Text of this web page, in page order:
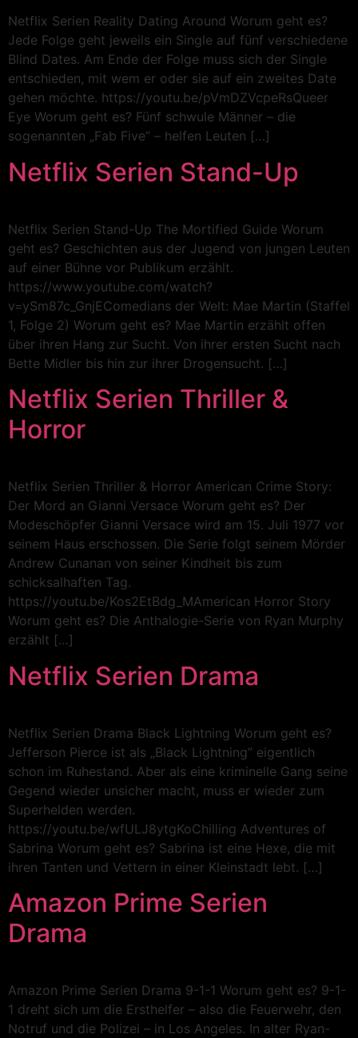
Netflix Serien Reality Dating Around Worum geht es?
Jede Folge geht jeweils ein Single auf fünf verschiedene
Blind Dates. Am Ende der Folge muss sich der Single
entschieden, mit wem er oder sie auf ein zweites Date
gehen möchte. https://youtu.be/pVmDZVcpeRsQueer
Eye Worum geht es? Fünf schwule Männer – die
sogenannten „Fab Five” – helfen Leuten […]
Netflix Serien Stand-Up
Netflix Serien Stand-Up The Mortified Guide Worum
geht es? Geschichten aus der Jugend von jungen Leuten
auf einer Bühne vor Publikum erzählt.
https://www.youtube.com/watch?
v=ySm87c_GnjEComedians der Welt: Mae Martin (Staffel
1, Folge 2) Worum geht es? Mae Martin erzählt offen
über ihren Hang zur Sucht. Von ihrer ersten Sucht nach
Bette Midler bis hin zur ihrer Drogensucht. […]
Netflix Serien Thriller &
Horror
Netflix Serien Thriller & Horror American Crime Story:
Der Mord an Gianni Versace Worum geht es? Der
Modeschöpfer Gianni Versace wird am 15. Juli 1977 vor
seinem Haus erschossen. Die Serie folgt seinem Mörder
Andrew Cunanan von seiner Kindheit bis zum
schicksalhaften Tag.
https://youtu.be/Kos2EtBdg_MAmerican Horror Story
Worum geht es? Die Anthalogie-Serie von Ryan Murphy
erzählt […]
Netflix Serien Drama
Netflix Serien Drama Black Lightning Worum geht es?
Jefferson Pierce ist als „Black Lightning” eigentlich
schon im Ruhestand. Aber als eine kriminelle Gang seine
Gegend wieder unsicher macht, muss er wieder zum
Superhelden werden.
https://youtu.be/wfULJ8ytgKoChilling Adventures of
Sabrina Worum geht es? Sabrina ist eine Hexe, die mit
ihren Tanten und Vettern in einer Kleinstadt lebt. […]
Amazon Prime Serien
Drama
Amazon Prime Serien Drama 9-1-1 Worum geht es? 9-1-
1 dreht sich um die Ersthelfer – also die Feuerwehr, den
Notruf und die Polizei – in Los Angeles. In alter Ryan-